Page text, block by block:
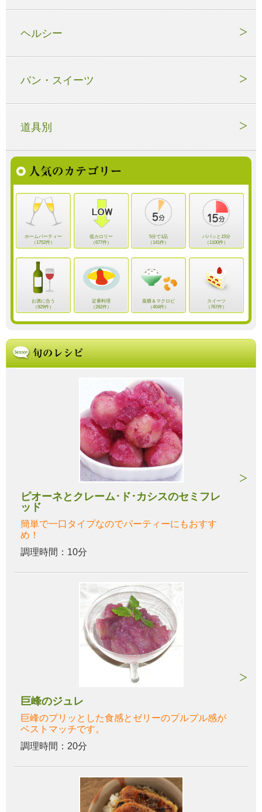
ヘルシー
パン・スイーツ
道具別
ホームパーティー
（1752件）
低カロリー
（677件）
5分で1品
（141件）
パパッと15分
（1100件）
お酒に合う
（929件）
定番料理
（282件）
薬膳＆マクロビ
（404件）
スイーツ
（767件）
ピオーネとクレーム･ド･カシスのセミフレ
ッド
簡単で一口タイプなのでパーティーにもおすす
め！
調理時間：10分
巨峰のジュレ
巨峰のプリッとした食感とゼリーのプルプル感が
ベストマッチです。
調理時間：20分